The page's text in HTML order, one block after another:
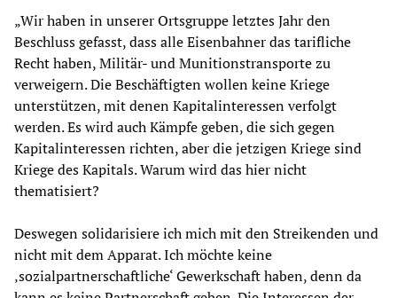
„Wir haben in unserer Ortsgruppe letztes Jahr den
Beschluss gefasst, dass alle Eisenbahner das tarifliche
Recht haben, Militär- und Munitionstransporte zu
verweigern. Die Beschäftigten wollen keine Kriege
unterstützen, mit denen Kapitalinteressen verfolgt
werden. Es wird auch Kämpfe geben, die sich gegen
Kapitalinteressen richten, aber die jetzigen Kriege sind
Kriege des Kapitals. Warum wird das hier nicht
thematisiert?
Deswegen solidarisiere ich mich mit den Streikenden und
nicht mit dem Apparat. Ich möchte keine
‚sozialpartnerschaftliche‘ Gewerkschaft haben, denn da